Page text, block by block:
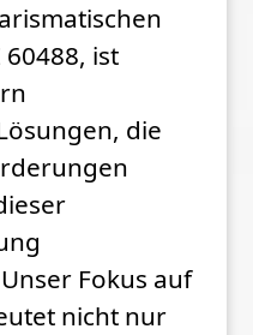
ist
die
Fokus auf
nicht nur